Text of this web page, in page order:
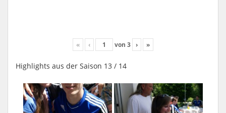
« ‹ von 3 › »
Highlights aus der Saison 13 / 14